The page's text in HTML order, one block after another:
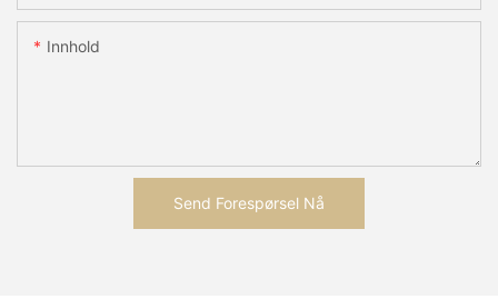
Innhold
Send Forespørsel Nå